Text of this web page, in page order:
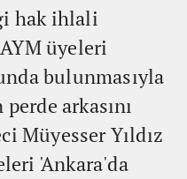
hak ihlali
üyeleri
bulunmasıyla
arkasını
Müyesser Yıldız
'Ankara'da